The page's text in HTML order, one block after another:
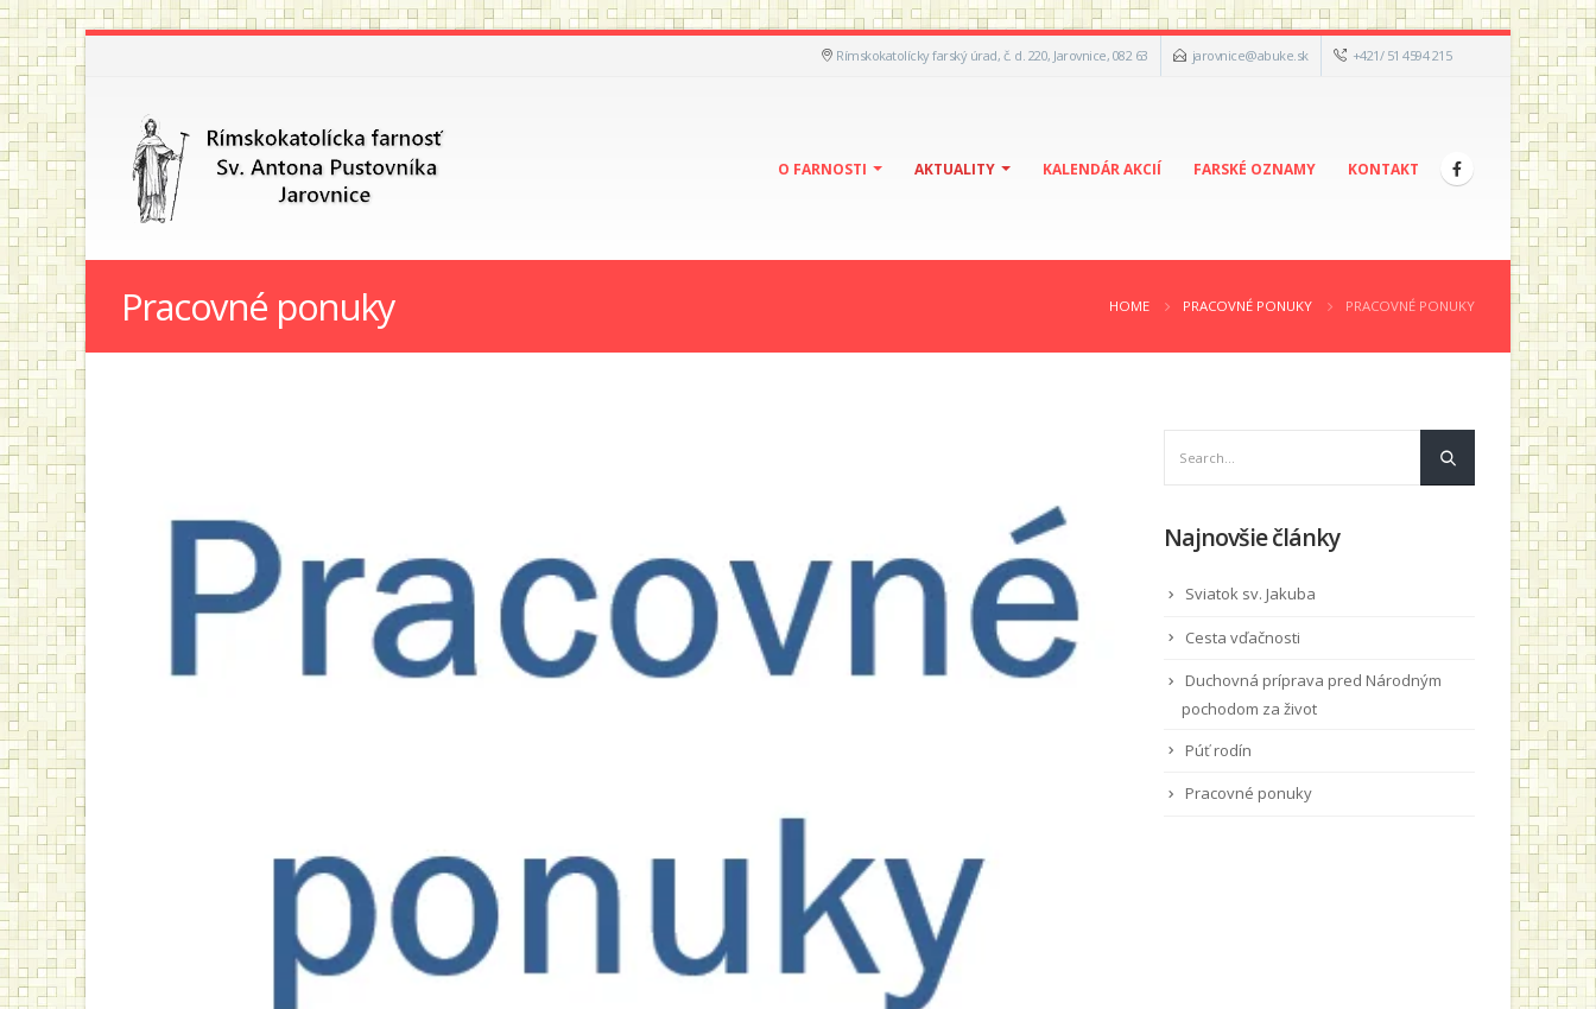
Rímskokatolícky farský úrad, č. d. 220, Jarovnice, 082 63 jarovnice@abuke.sk +421/ 51 4594 215
O FARNOSTI AKTUALITY KALENDÁR AKCIÍ FARSKÉ OZNAMY KONTAKT
Pracovné ponuky HOME PRACOVNÉ PONUKY PRACOVNÉ PONUKY
Najnovšie články
Sviatok sv. Jakuba
Cesta vďačnosti
Duchovná príprava pred Národným
pochodom za život
Púť rodín
Pracovné ponuky